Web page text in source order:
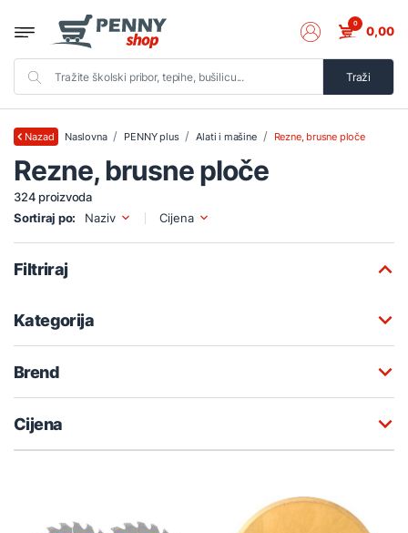
Traži
0 0,00
Nazad Naslovna PENNY plus Alati i mašine Rezne, brusne ploče
Rezne, brusne ploče
324 proizvoda
Sortiraj po:
Naziv Cijena
Filtriraj
Kategorija
Brend
Cijena